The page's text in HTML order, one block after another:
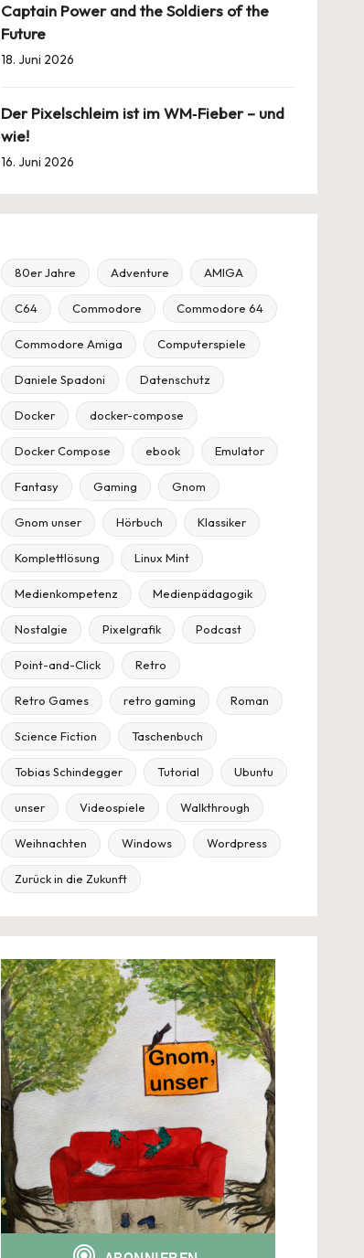
Captain Power and the Soldiers of the
Future
18. Juni 2026
Der Pixelschleim ist im WM‑Fieber – und
wie!
16. Juni 2026
80er Jahre Adventure AMIGA
C64 Commodore Commodore 64
Commodore Amiga Computerspiele
Daniele Spadoni Datenschutz
Docker docker-compose
Docker Compose ebook Emulator
Fantasy Gaming Gnom
Gnom unser Hörbuch Klassiker
Komplettlösung Linux Mint
Medienkompetenz Medienpädagogik
Nostalgie Pixelgrafik Podcast
Point-and-Click Retro
Retro Games retro gaming Roman
Science Fiction Taschenbuch
Tobias Schindegger Tutorial Ubuntu
unser Videospiele Walkthrough
Weihnachten Windows Wordpress
Zurück in die Zukunft